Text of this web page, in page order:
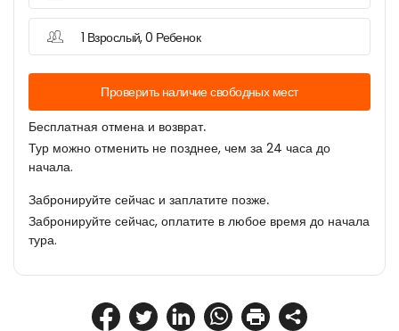
1 Взрослый, 0 Ребенок
Проверить наличие свободных мест
Бесплатная отмена и возврат.
Тур можно отменить не позднее, чем за 24 часа до
начала.
Забронируйте сейчас и заплатите позже.
Забронируйте сейчас, оплатите в любое время до начала
тура.